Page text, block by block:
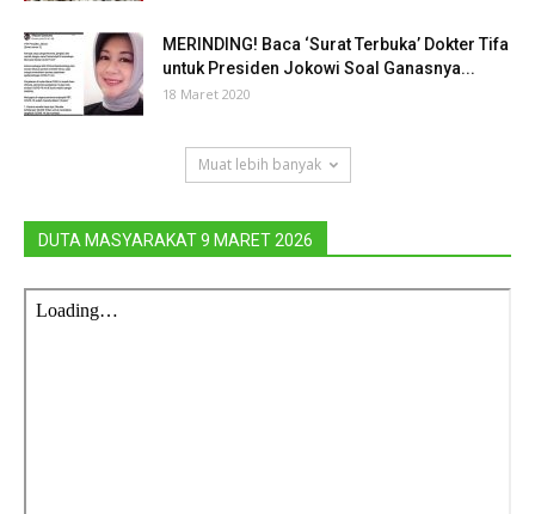
MERINDING! Baca ‘Surat Terbuka’ Dokter Tifa
untuk Presiden Jokowi Soal Ganasnya...
18 Maret 2020
Muat lebih banyak
DUTA MASYARAKAT 9 MARET 2026